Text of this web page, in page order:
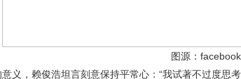
图源：facebook
义，赖俊浩坦言刻意保持平常心：“我试著不过度思